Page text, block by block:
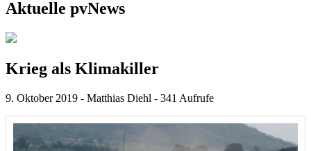
Aktuelle pvNews
Krieg als Klimakiller
9. Oktober 2019 - Matthias Diehl - 341 Aufrufe